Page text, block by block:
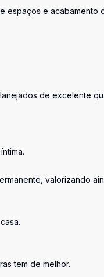
espaços e acabamento
de excelente
valorizando
tem de melhor.